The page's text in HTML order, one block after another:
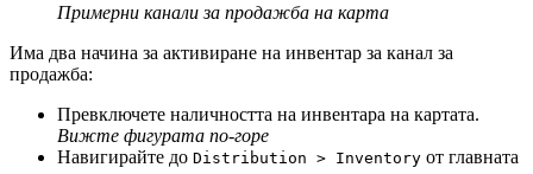
Примерни канали за продажба на карта
Има два начина за активиране на инвентар за канал за
продажба:
Превключете наличността на инвентара на картата.
Вижте фигурата по-горе
Навигирайте до Distribution > Inventory от главната